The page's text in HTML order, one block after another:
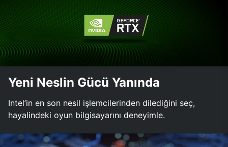
Yeni Neslin Gücü Yanında
Intel’in en son nesil işlemcilerinden dilediğini seç,
hayalindeki oyun bilgisayarını deneyimle.